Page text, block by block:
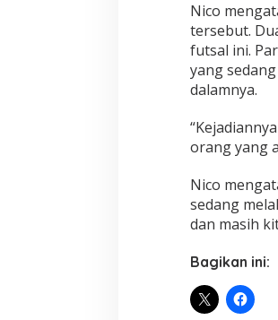
Nico
tersebut.
futsal ini.
yang
dalamnya.
orang yang
Nico
sedang
dan masih
Bagikan ini: